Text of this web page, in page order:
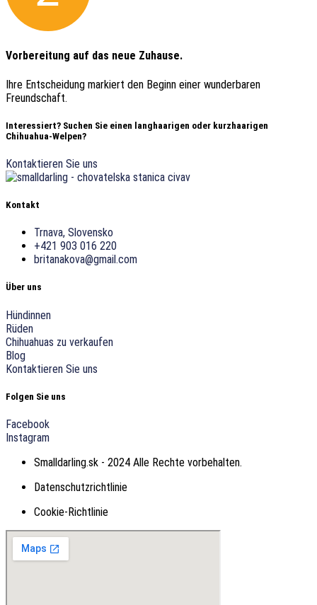
Vorbereitung auf das neue Zuhause.
Ihre Entscheidung markiert den Beginn einer wunderbaren
Freundschaft.
Interessiert? Suchen Sie einen langhaarigen oder kurzhaarigen
Chihuahua-Welpen?
Kontaktieren Sie uns
Kontakt
Trnava, Slovensko
+421 903 016 220
britanakova@gmail.com
Über uns
Hündinnen
Rüden
Chihuahuas zu verkaufen
Blog
Kontaktieren Sie uns
Folgen Sie uns
Facebook
Instagram
Smalldarling.sk - 2024 Alle Rechte vorbehalten.
Datenschutzrichtlinie
Cookie-Richtlinie